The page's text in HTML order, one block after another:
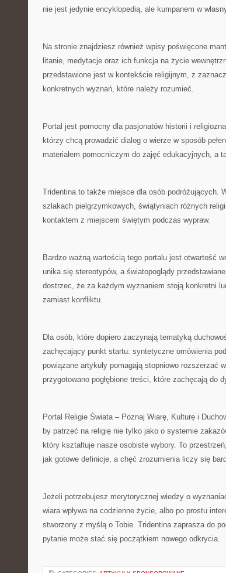
nie jest jedynie encyklopedią, ale kumpanem w
Na stronie znajdziesz również wpisy poświęcone
litanie, medytacje oraz ich funkcja na życie
przedstawione jest w kontekście religijnym, z
konkretnych wyznań, które należy rozumieć.
Portal jest pomocny dla pasjonatów historii i
którzy chcą prowadzić dialog o wierze w sposób
materiałem pomocniczym do zajęć edukacyjnych, a
Tridentina to także miejsce dla osób podróżujących.
szlakach pielgrzymkowych, świątyniach różnych
kontaktem z miejscem świętym podczas wypraw.
Bardzo ważną wartością tego portalu jest otwartość
unika się stereotypów, a światopoglądy
dostrzec, że za każdym wyznaniem stoją konkretni
zamiast konfliktu.
Dla osób, które dopiero zaczynają tematyką
zachęcający punkt startu: syntetyczne omówienia
powiązane artykuły pomagają stopniowo rozszerzać
przygotowano pogłębione treści, które zachęcają do
Portal Religie Świata – Poznaj Wiarę, Kulturę i
by patrzeć na religię nie tylko jako o systemie
który kształtuje nasze osobiste wybory. To
jak gotowe definicje, a chęć zrozumienia liczy się
Jeżeli potrzebujesz merytorycznej wiedzy o
wiara wpływa na codzienne życie, albo po prostu
stworzony z myślą o Tobie. Tridentina zaprasza do
pytanie może stać się początkiem nowego odkrycia.